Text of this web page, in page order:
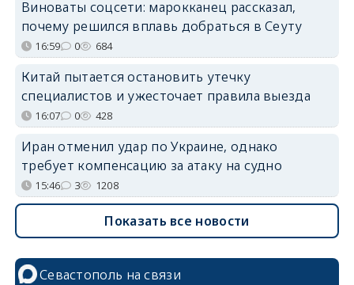
Виноваты соцсети: марокканец рассказал,
почему решился вплавь добраться в Сеуту
16:59 0 684
Китай пытается остановить утечку
специалистов и ужесточает правила выезда
16:07 0 428
Иран отменил удар по Украине, однако
требует компенсацию за атаку на судно
15:46 3 1208
Показать все новости
Севастополь на связи